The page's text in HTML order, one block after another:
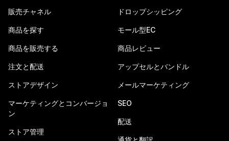
販売チャネル
商品を探す
商品を販売する
注文と配送
ストアデザイン
マーケティングとコンバージョ
ン
ストア管理
ドロップシッピング
モール型EC
商品レビュー
アップセルとバンドル
メールマーケティング
SEO
配送